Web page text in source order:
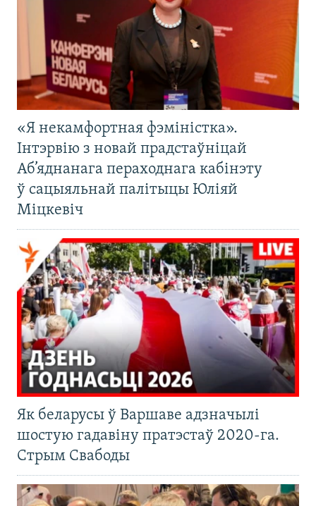
«Я некамфортная фэміністка».
Інтэрвію з новай прадстаўніцай
Аб’яднанага пераходнага кабінэту
ў сацыяльнай палітыцы Юліяй
Міцкевіч
Як беларусы ў Варшаве адзначылі
шостую гадавіну пратэстаў 2020-га.
Стрым Свабоды